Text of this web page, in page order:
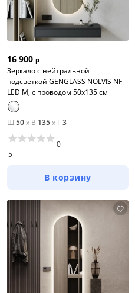
16 900 р
Зеркало с нейтральной
подсветкой GENGLASS NOLVIS NF
LED M, с проводом 50х135 см
Ш 50x В 135x Г3
5
0
В корзину